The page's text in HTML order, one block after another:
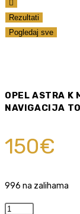
Rezultati
Pogledaj sve
OPEL ASTRA K
NAVIGACIJA
150€
996 na zalihama
OPEL